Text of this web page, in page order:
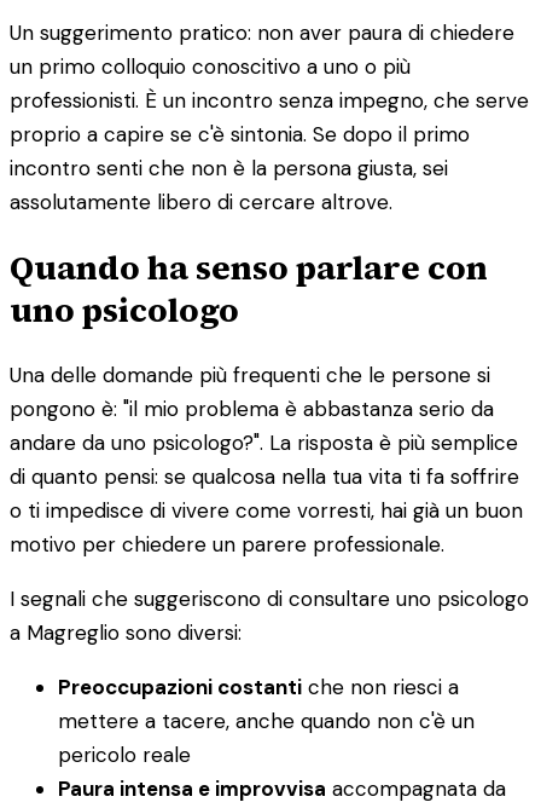
Un suggerimento pratico: non aver paura di chiedere
un primo colloquio conoscitivo a uno o più
professionisti. È un incontro senza impegno, che serve
proprio a capire se c'è sintonia. Se dopo il primo
incontro senti che non è la persona giusta, sei
assolutamente libero di cercare altrove.
Quando ha senso parlare con
uno psicologo
Una delle domande più frequenti che le persone si
pongono è: "il mio problema è abbastanza serio da
andare da uno psicologo?". La risposta è più semplice
di quanto pensi: se qualcosa nella tua vita ti fa soffrire
o ti impedisce di vivere come vorresti, hai già un buon
motivo per chiedere un parere professionale.
I segnali che suggeriscono di consultare uno psicologo
a Magreglio sono diversi:
Preoccupazioni costanti che non riesci a
mettere a tacere, anche quando non c'è un
pericolo reale
Paura intensa e improvvisa accompagnata da